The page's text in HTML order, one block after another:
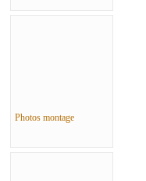
Photos montage